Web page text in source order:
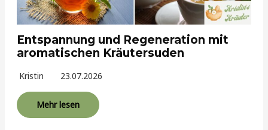
Entspannung und Regeneration mit
aromatischen Kräutersuden
Kristin 23.07.2026
Mehr lesen